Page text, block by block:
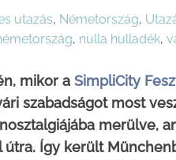
utazás, Németország,
, nulla hulladék,
mikor a SimpliCity
szabadságot most
merülve,
útra. Így került